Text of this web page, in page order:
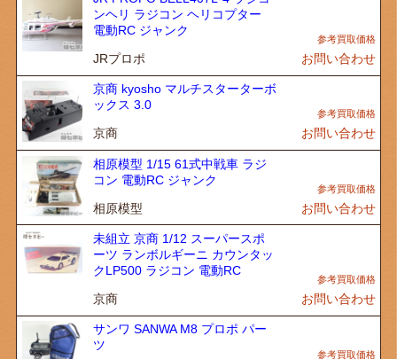
ンヘリ ラジコン ヘリコプター
電動RC ジャンク
JRプロポ お問い合わせ
京商 kyosho マルチスターターボ
ックス 3.0
京商 お問い合わせ
相原模型 1/15 61式中戦車 ラジ
コン 電動RC ジャンク
相原模型 お問い合わせ
未組立 京商 1/12 スーパースポ
ーツ ランボルギーニ カウンタッ
クLP500 ラジコン 電動RC
京商 お問い合わせ
サンワ SANWA M8 プロポ パー
ツ